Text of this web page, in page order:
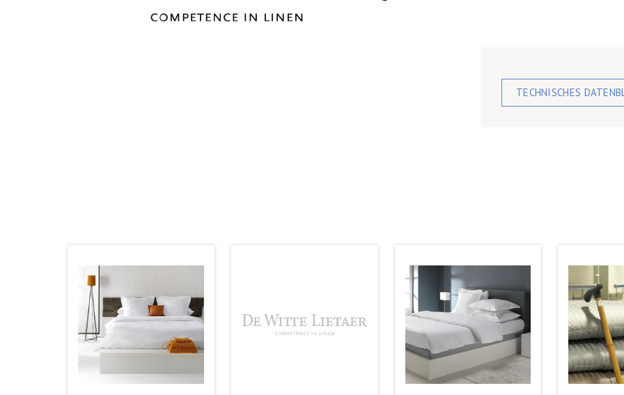
TECHNISCHES